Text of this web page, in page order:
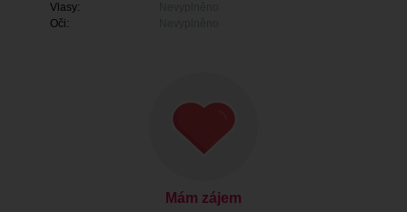
Vlasy:
Oči:
Mám zájem